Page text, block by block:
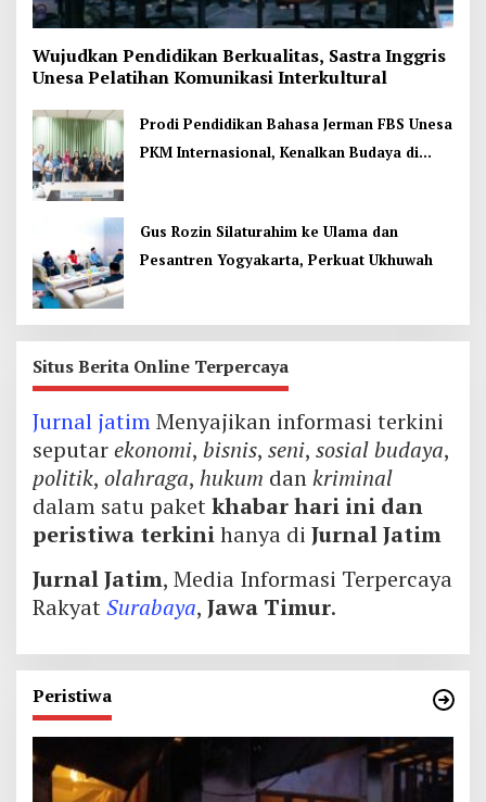
Wujudkan Pendidikan Berkualitas, Sastra Inggris
Unesa Pelatihan Komunikasi Interkultural
Prodi Pendidikan Bahasa Jerman FBS Unesa
PKM Internasional, Kenalkan Budaya di
Gus Rozin Silaturahim ke Ulama dan
Pesantren Yogyakarta, Perkuat Ukhuwah
Situs Berita Online Terpercaya
Jurnal jatimMenyajikan informasi terkini
seputarekonomi, bisnis, seni, sosial budaya,
politik, olahraga, hukum dankriminal
dalam satu paketkhabar hari ini dan
peristiwa terkinihanya di Jurnal Jatim
Jurnal Jatim, Media Informasi Terpercaya
RakyatSurabaya, Jawa Timur.
Peristiwa